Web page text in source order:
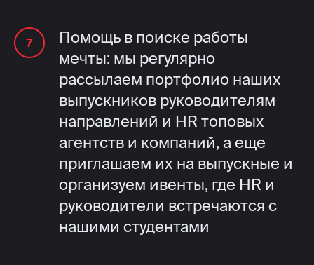
Помощь в поиске работы
мечты: мы регулярно
рассылаем портфолио наших
выпускников руководителям
направлений и HR топовых
агентств и компаний, а еще
приглашаем их на выпускные и
организуем ивенты, где HR и
руководители встречаются с
нашими студентами